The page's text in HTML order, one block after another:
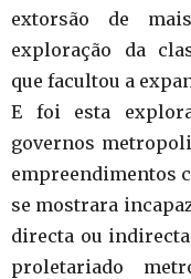
extorsão de
exploração da
que facultou a
E foi esta
governos
empreendimentos
se mostrara
directa ou
proletariado